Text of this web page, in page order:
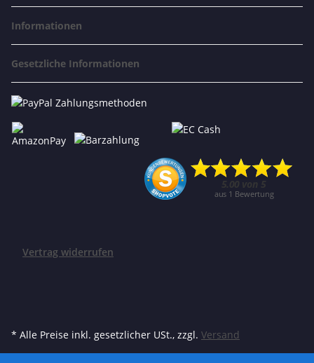
Informationen
Gesetzliche Informationen
Vertrag widerrufen
* Alle Preise inkl. gesetzlicher USt., zzgl. Versand